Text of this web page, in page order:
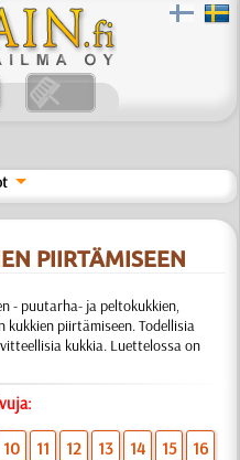
PIIRTÄMISEEN
- puutarha- ja peltokukkien,
piirtämiseen. Todellisia
kukkia. Luettelossa on
10 11 12 13 14 15
16